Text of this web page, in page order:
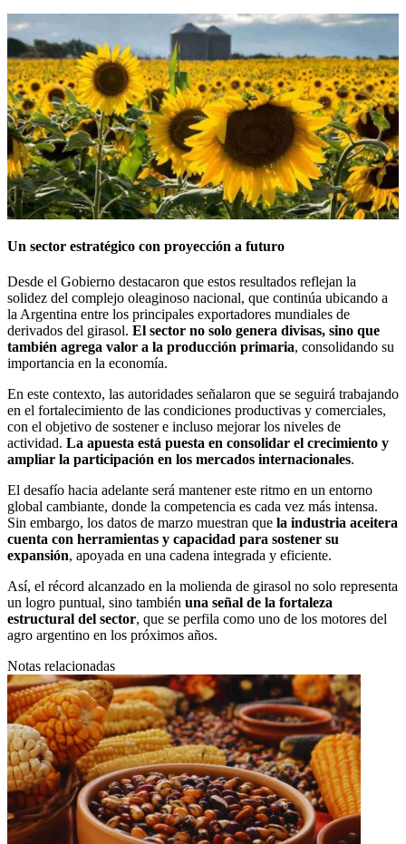
Un sector estratégico con proyección a futuro
Desde el Gobierno destacaron que estos resultados reflejan la
solidez del complejo oleaginoso nacional, que continúa ubicando a
la Argentina entre los principales exportadores mundiales de
derivados del girasol. El sector no solo genera divisas, sino que
también agrega valor a la producción primaria, consolidando su
importancia en la economía.
En este contexto, las autoridades señalaron que se seguirá trabajando
en el fortalecimiento de las condiciones productivas y comerciales,
con el objetivo de sostener e incluso mejorar los niveles de
actividad. La apuesta está puesta en consolidar el crecimiento y
ampliar la participación en los mercados internacionales.
El desafío hacia adelante será mantener este ritmo en un entorno
global cambiante, donde la competencia es cada vez más intensa.
Sin embargo, los datos de marzo muestran que la industria aceitera
cuenta con herramientas y capacidad para sostener su
expansión, apoyada en una cadena integrada y eficiente.
Así, el récord alcanzado en la molienda de girasol no solo representa
un logro puntual, sino también una señal de la fortaleza
estructural del sector, que se perfila como uno de los motores del
agro argentino en los próximos años.
Notas relacionadas